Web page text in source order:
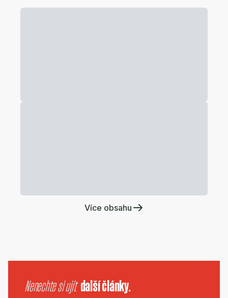
Více obsahu
Nenechte si ujít další články.